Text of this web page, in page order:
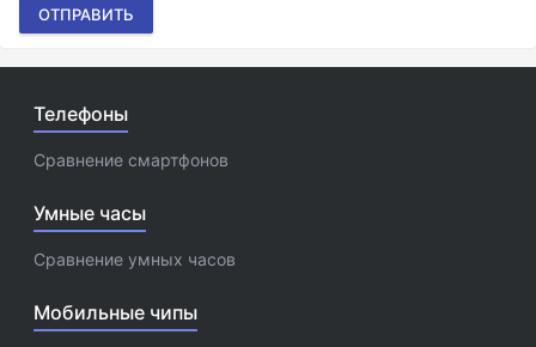
ОТПРАВИТЬ
Телефоны
Сравнение смартфонов
Умные часы
Сравнение умных часов
Мобильные чипы